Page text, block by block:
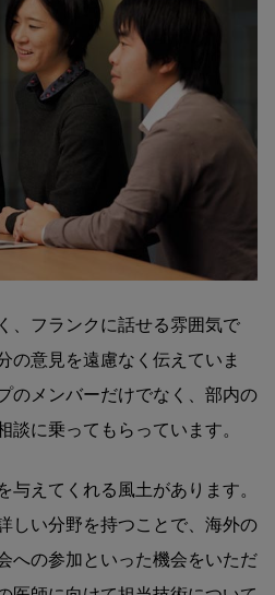
、フランクに話せる雰囲気で
の意見を遠慮なく伝えていま
のメンバーだけでなく、部内の
に乗ってもらっています。
与えてくれる風土があります。
しい分野を持つことで、海外の
への参加といった機会をいただ